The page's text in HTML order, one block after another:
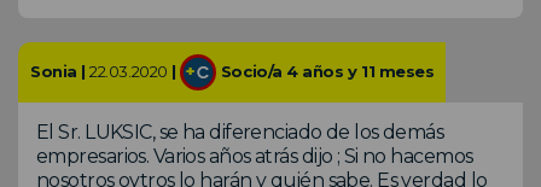
Sonia |22.03.2020 | Socio/a 4 años y 11 meses
El Sr. LUKSIC, se ha diferenciado de los demás
empresarios. Varios años atrás dijo ; Si no hacemos
nosotros oytros lo harán y quién sabe. Es verdad lo